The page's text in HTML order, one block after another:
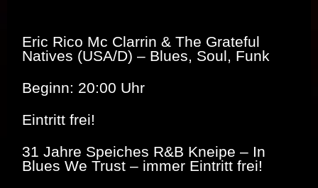
Eric Rico Mc Clarrin & The Grateful
Natives (USA/D) – Blues, Soul, Funk
Beginn: 20:00 Uhr
Eintritt frei!
31 Jahre Speiches R&B Kneipe – In
Blues We Trust – immer Eintritt frei!